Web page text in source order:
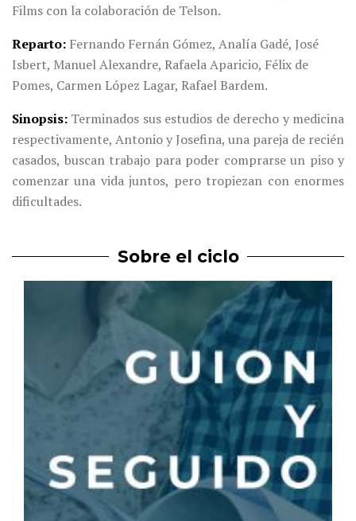
Films con la colaboración de Telson.
Reparto Fernando Fernán Gómez, Analía Gadé, José
Isbert, Manuel Alexandre, Rafaela Aparicio, Félix de
Pomes, Carmen López Lagar, Rafael Bardem.
Sinopsis Terminados sus estudios de derecho y medicina
respectivamente, Antonio y Josefina, una pareja de recién
casados, buscan trabajo para poder comprarse un piso y
comenzar una vida juntos, pero tropiezan con enormes
dificultades.
Sobre el ciclo